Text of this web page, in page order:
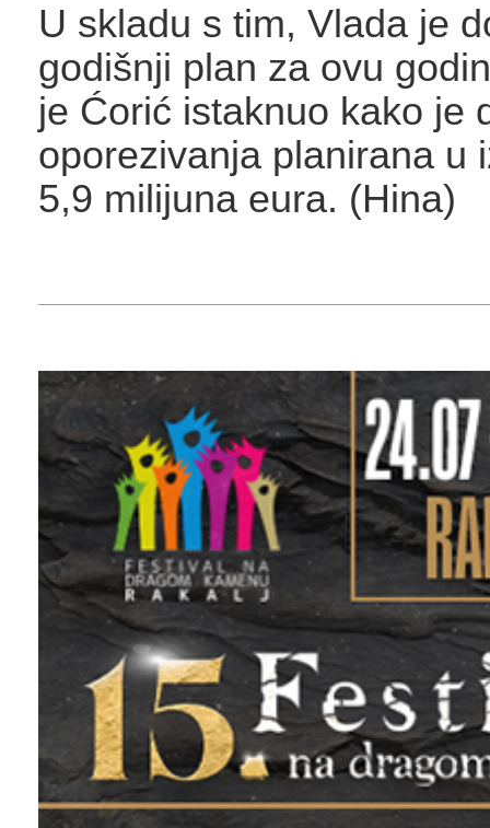
U skladu s tim, Vlada je
godišnji plan za ovu
je Ćorić istaknuo kako je
oporezivanja planirana u
5,9 milijuna eura. (Hina)